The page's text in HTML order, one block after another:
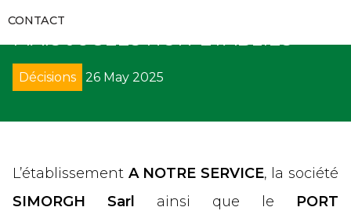
APPELS D’OFFRES
FORMATIONS
CODES DES MARCHÉS PUBLICS
DÉCRETS
ARRÊTÉS
RECOURS
DÉNONCIATION
SOLLICIATION DE CONCILIATION
ARBITRAGE
VIDÉOS
CONTACT
D’IRREGULARITES DENONCEES
MAIS JUGEES NON-ETABLIES
Décisions 26 May 2025
L’établissement A NOTRE SERVICE, la société
SIMORGH Sarl ainsi que le PORT